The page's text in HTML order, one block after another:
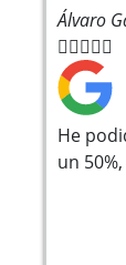
Álvaro

He
un